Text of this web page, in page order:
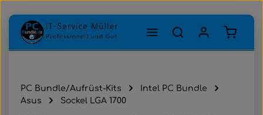
Zum Hauptinhalt springen
PC Bundle/Aufrüst-Kits
Intel PC Bundle
Asus
Sockel LGA 1700